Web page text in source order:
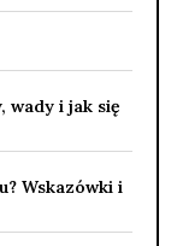
wady i jak się
Wskazówki i